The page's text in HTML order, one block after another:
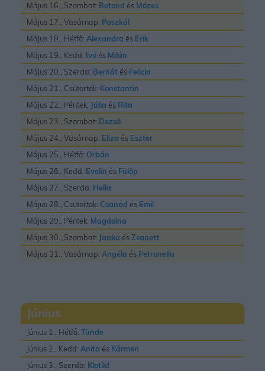
Május 16., Szombat: Botond és Mózes
Május 17., Vasárnap: Paszkál
Május 18., Hétfő: Alexandra és Erik
Május 19., Kedd: Ivó és Milán
Május 20., Szerda: Bernát és Felicia
Május 21., Csütörtök: Konstantin
Május 22., Péntek: Júlia és Rita
Május 23., Szombat: Dezsõ
Május 24., Vasárnap: Eliza és Eszter
Május 25., Hétfő: Orbán
Május 26., Kedd: Evelin és Fülöp
Május 27., Szerda: Hella
Május 28., Csütörtök: Csanád és Emil
Május 29., Péntek: Magdolna
Május 30., Szombat: Janka ésZsanett
Május 31., Vasárnap: Angéla és Petronella
Június
Június 1., Hétfő: Tünde
Június 2., Kedd: Anita és Kármen
Június 3., Szerda: Klotild